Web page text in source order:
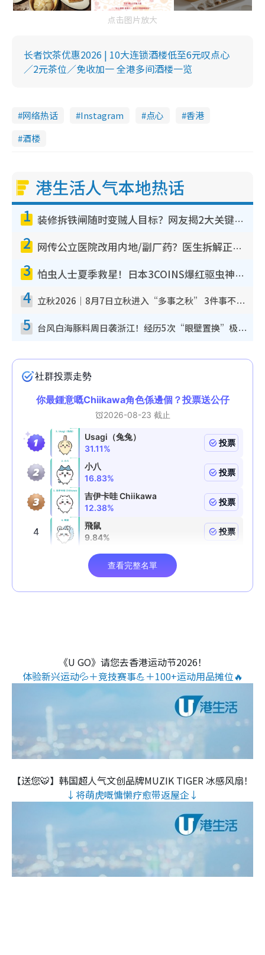
点击图片放大
长者饮茶优惠2026 | 10大连锁酒楼低至6元叹点心
／2元茶位／免收加一 全港多间酒楼一览
网络热话 Instagram 点心
香港
酒楼
港生活人气本地热话
1 装修拆铁闸随时变贼人目标？网友揭2大关键用途：装新款等于白装？附新旧铁闸分别
2 网传公立医院改用内地/副厂药？医生拆解正副厂分别，揭4类人换药随时出事
3 怕虫人士夏季救星！日本3COINS爆红驱虫神器$45起 1招“全程免触碰”轻松搞定小强
4 立秋2026｜8月7日立秋进入“多事之秋” 3件事不可做！专家教6招开运 清杂物／钱包纳气接好运
5 台风白海豚料周日袭浙江！经历5次“眼壁置换”极罕见 成登陆内地最长途台风
《U GO》请您去香港运动节2026！
体验新兴运动💦＋竞技赛事💪＋100+运动用品摊位🔥
【送您🐯】韩国超人气文创品牌MUZIK TIGER 冰感风扇！
↓将萌虎嘅慵懒疗愈带返屋企↓